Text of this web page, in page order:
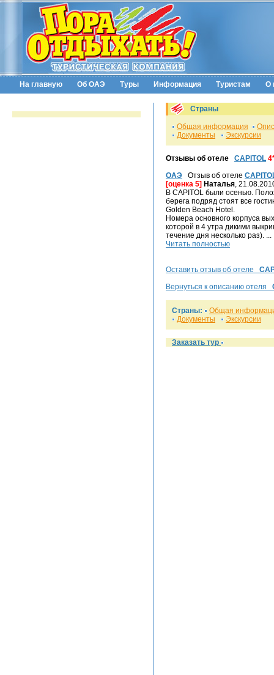
На главную Об ОАЭ Туры Информация Туристам О
Страны
Общая информация
Документы
Экскурсии
Отзывы об отеле CAPITOL
ОАЭ Отзыв об отеле
[оценка 5] Наталья,
В CAPITOL были осенью.
берега подряд стоят все
Golden Beach Hotel.
Номера основного корпуса
которой в 4 утра дикими
течение дня несколько раз). ...
Читать полностью
Оставить отзыв об отеле
Вернуться к описанию отеля
Страны:
Общая
Документы
Экскурсии
Заказать тур